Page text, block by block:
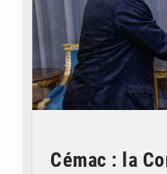
Cémac : la